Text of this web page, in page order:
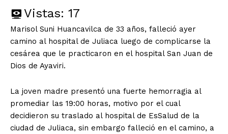
Vistas: 17
Marisol Suni Huancavilca de 33 años, falleció ayer
camino al hospital de Juliaca luego de complicarse la
cesárea que le practicaron en el hospital San Juan de
Dios de Ayaviri.
La joven madre presentó una fuerte hemorragia al
promediar las 19:00 horas, motivo por el cual
decidieron su traslado al hospital de EsSalud de la
ciudad de Juliaca, sin embargo falleció en el camino, a